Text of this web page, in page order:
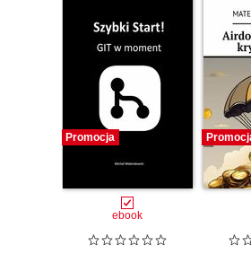
Promocja
ebook